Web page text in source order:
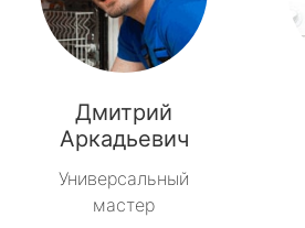
Дмитрий
Аркадьевич
Универсальный
мастер